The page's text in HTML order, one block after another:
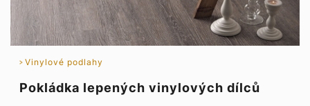
Vinylové podlahy
Pokládka lepených vinylových dílců